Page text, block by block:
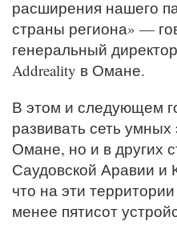
расширения нашего
страны региона» —
генеральный
Addreality в Омане.
В этом и следующем
развивать сеть умных
Омане, но и в других
Саудовской Аравии и
что на эти
менее пятисот